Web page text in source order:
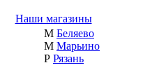
Наши магазины
М Беляево
М Марьино
Р Рязань